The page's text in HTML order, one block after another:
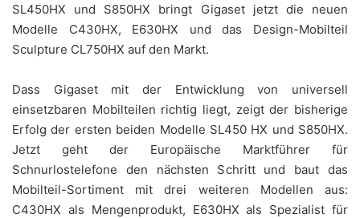
SL450HX und S850HX bringt Gigaset jetzt die neuen
Modelle C430HX, E630HX und das Design-Mobilteil
Sculpture CL750HX auf den Markt.
Dass Gigaset mit der Entwicklung von universell
einsetzbaren Mobilteilen richtig liegt, zeigt der bisherige
Erfolg der ersten beiden Modelle SL450 HX und S850HX.
Jetzt geht der Europäische Marktführer für
Schnurlostelefone den nächsten Schritt und baut das
Mobilteil-Sortiment mit drei weiteren Modellen aus:
C430HX als Mengenprodukt, E630HX als Spezialist für